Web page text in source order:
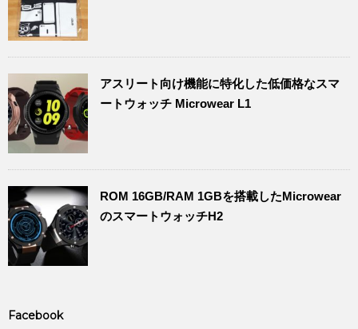
アスリート向け機能に特化した低価格なスマ
ートウォッチ Microwear L1
ROM 16GB/RAM 1GBを搭載したMicrowear
のスマートウォッチH2
Facebook